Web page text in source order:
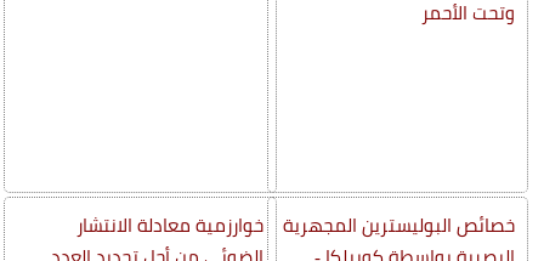
وتحت الأحمر
خصائص البوليسترين المجهرية
البصرية بواسطة كوبيلكا -
خوارزمية معادلة الانتشار
الضوئي من أجل تحديد العدد